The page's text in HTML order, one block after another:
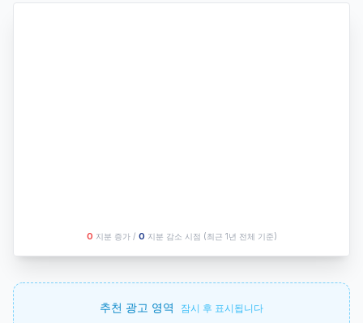
O 지분 증가 / O 지분 감소 시점 (최근 1년 전체 기준)
추천 광고 영역 잠시 후 표시됩니다